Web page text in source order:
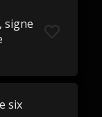
signe
six